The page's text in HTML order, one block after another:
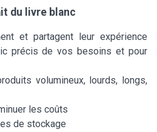
du livre blanc
et partagent leur expérience
précis de vos besoins et pour
volumineux, lourds, longs,
les coûts
de stockage